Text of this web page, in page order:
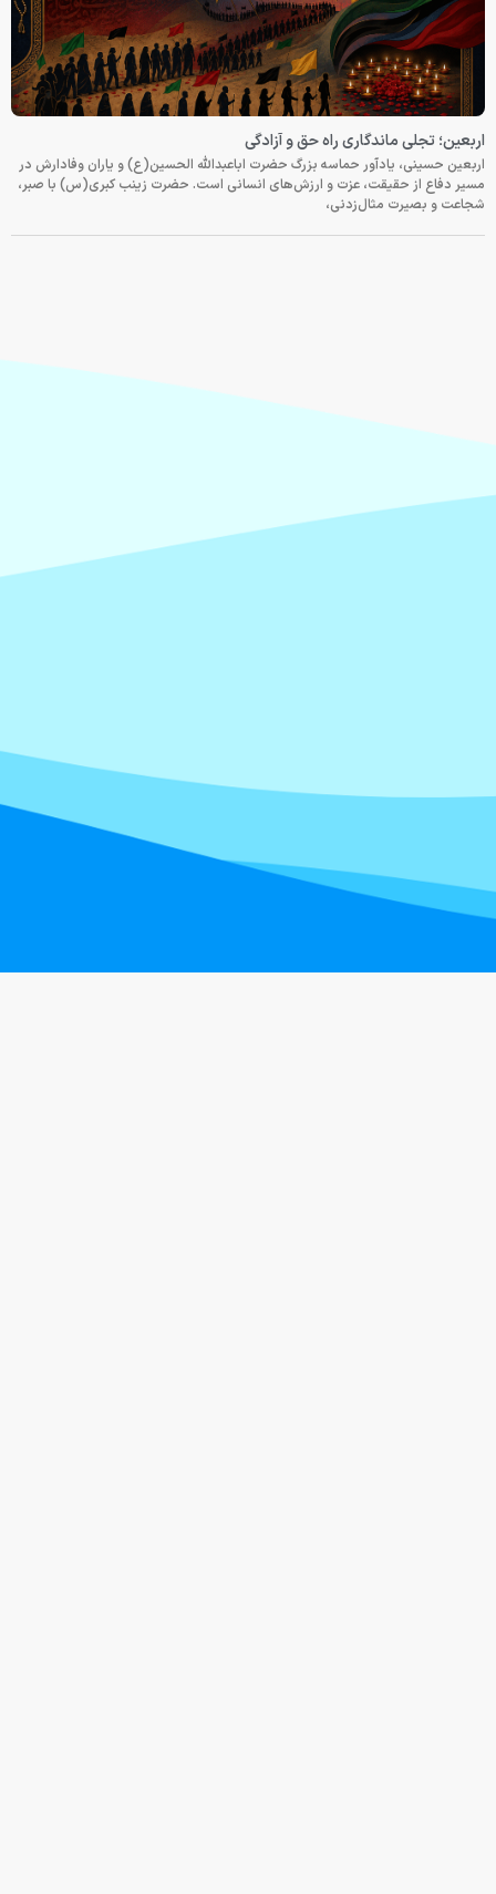
اربعین؛ تجلی ماندگاری راه حق و آزادگی
اربعین حسینی، یادآور حماسه بزرگ حضرت اباعبدالله الحسین(ع) و یاران وفادارش در
مسیر دفاع از حقیقت، عزت و ارزش‌های انسانی است. حضرت زینب کبری(س) با صبر،
شجاعت و بصیرت مثال‌زدنی،